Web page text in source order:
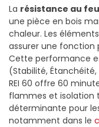
La résistance au
une pièce en bois
chaleur. Les
assurer une fonction
Cette performance
(Stabilité,
REI 60 offre 60
flammes et isolation
déterminante pour
notamment dans le